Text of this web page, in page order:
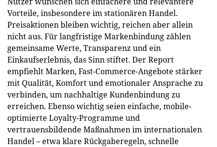
Vorteile, insbesondere im stationären Handel.
Preisaktionen bleiben wichtig, reichen aber allein
nicht aus. Für langfristige Markenbindung zählen
gemeinsame Werte, Transparenz und ein
Einkaufserlebnis, das Sinn stiftet. Der Report
empfiehlt Marken, Fast-Commerce-Angebote stärker
mit Qualität, Komfort und emotionaler Ansprache zu
verbinden, um nachhaltige Kundenbindung zu
erreichen. Ebenso wichtig seien einfache, mobile-
optimierte Loyalty-Programme und
vertrauensbildende Maßnahmen im internationalen
Handel – etwa klare Rückgaberegeln, schnelle